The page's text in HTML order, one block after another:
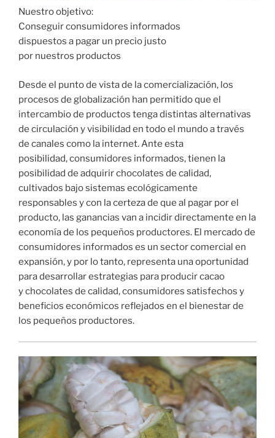
Nuestro objetivo:
Conseguir consumidores informados
dispuestos a pagar un precio justo
por nuestros productos
Desde el punto de vista de la comercialización, los
procesos de globalización han permitido que el
intercambio de productos tenga distintas alternativas
de circulación y visibilidad en todo el mundo a través
de canales como la internet. Ante esta
posibilidad, consumidores informados, tienen la
posibilidad de adquirir chocolates de calidad,
cultivados bajo sistemas ecológicamente
responsables y con la certeza de que al pagar por el
producto, las ganancias van a incidir directamente en la
economía de los pequeños productores. El mercado de
consumidores informados es un sector comercial en
expansión, y por lo tanto, representa una oportunidad
para desarrollar estrategias para producir cacao
y chocolates de calidad, consumidores satisfechos y
beneficios económicos reflejados en el bienestar de
los pequeños productores.